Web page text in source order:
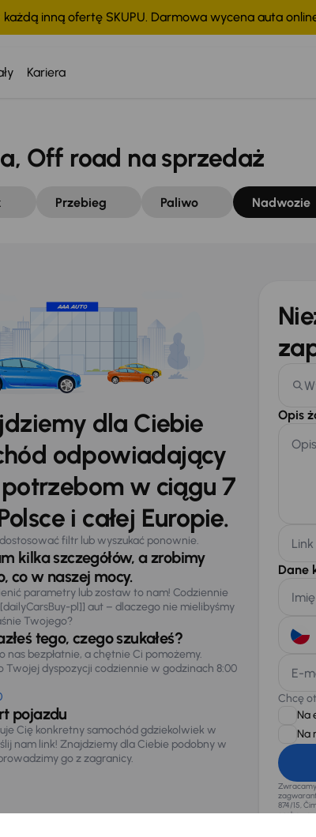
inną ofertę SKUPU. Darmowa wycena auta
Kariera
Off road na sprzedaż
Przebieg Paliwo Nadwozie
dla Ciebie
odpowiadający
w ciągu 7
i całej Europie.
filtr lub wyszukać ponownie.
kilka szczegółów, a zrobimy
co w naszej mocy.
parametry lub zostaw to nam! Codziennie
pl]] aut – dlaczego nie mielibyśmy
Twojego?
tego, czego szukałeś?
nas bezpłatnie, a chętnie Ci pomożemy.
Twojej dyspozycji codziennie w godzinach 8:00
pojazdu
Cię konkretny samochód gdziekolwiek w
nam link! Znajdziemy dla Ciebie podobny w
go z zagranicy.
Opis
Dane
E-
Chcę
Na
Na
874/15,
osobowe